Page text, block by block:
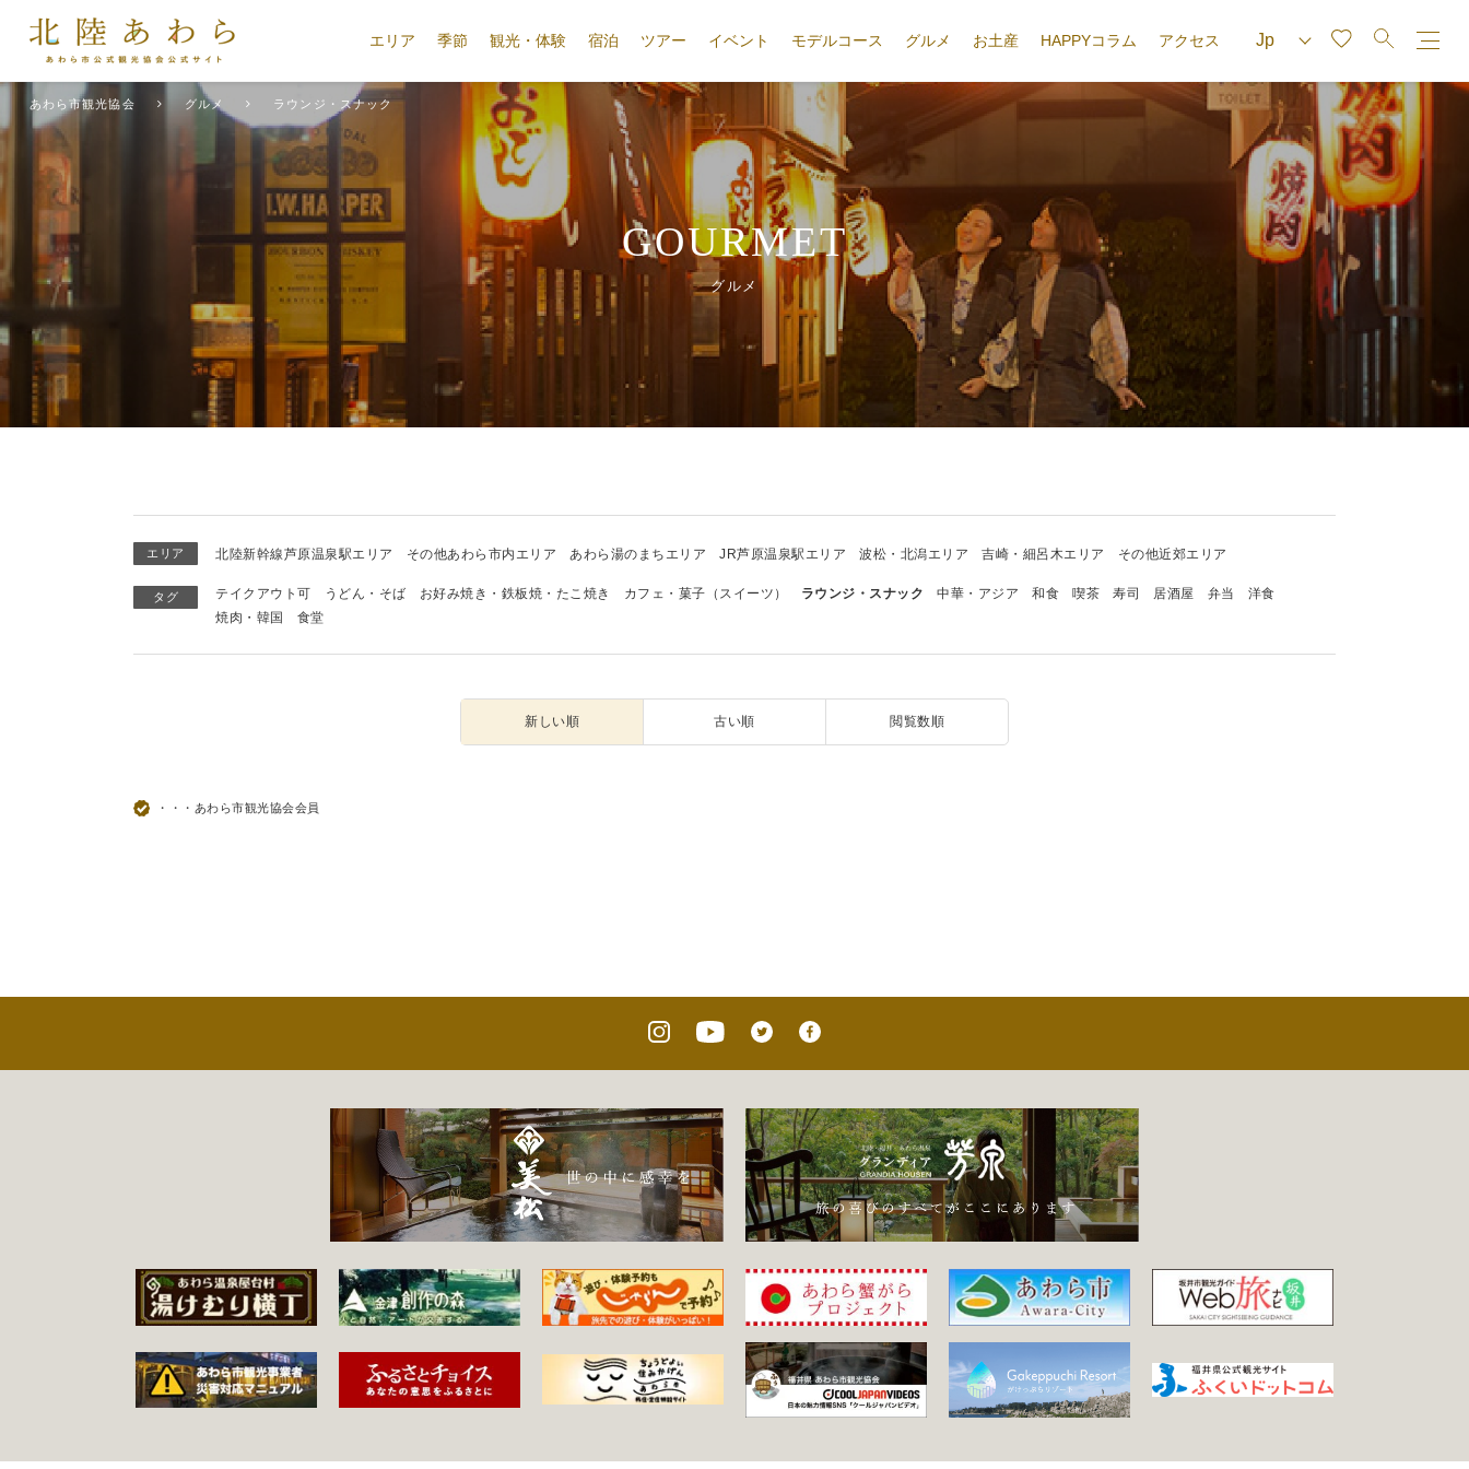
エリア 季節 観光・体験 宿泊 ツアー イベント モデルコース グルメ お土産 HAPPYコラム アクセス
あわら市観光協会 グルメ ラウンジ・スナック
GOURMET
グルメ
エリア 北陸新幹線芦原温泉駅エリア その他あわら市内エリア あわら湯のまちエリア JR芦原温泉駅エリア 波松・北潟エリア 吉崎・細呂木エリア その他近郊エリア
タグ テイクアウト可 うどん・そば お好み焼き・鉄板焼・たこ焼き カフェ・菓子（スイーツ） ラウンジ・スナック 中華・アジア 和食 喫茶 寿司 居酒屋 弁当
洋食
焼肉・韓国
食堂
新しい順 古い順 閲覧数順
・・・あわら市観光協会会員